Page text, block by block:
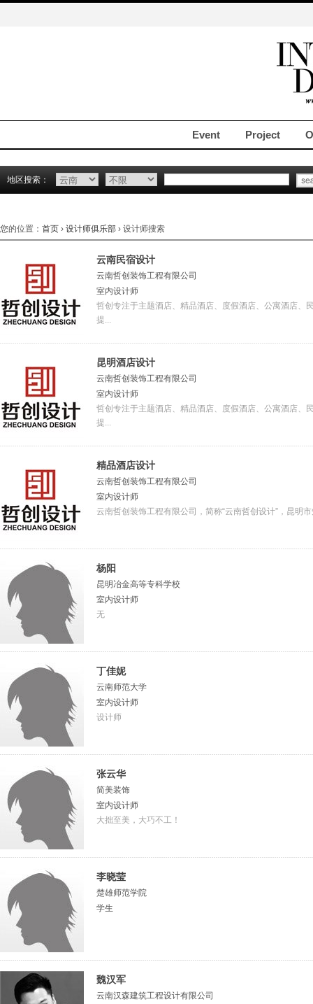
Event Project
地区搜索：
您的位置： 首页 › 设计师俱乐部 › 设计师搜索
云南民宿设计
云南哲创装饰工程有限公司
室内设计师
哲创专注于主题酒店、精品酒店、度假酒店、公寓酒店、
提...
昆明酒店设计
云南哲创装饰工程有限公司
室内设计师
哲创专注于主题酒店、精品酒店、度假酒店、公寓酒店、
提...
精品酒店设计
云南哲创装饰工程有限公司
室内设计师
云南哲创装饰工程有限公司，简称“云南哲创设计”，昆明
杨阳
昆明冶金高等专科学校
室内设计师
无
丁佳妮
云南师范大学
室内设计师
设计师
张云华
简美装饰
室内设计师
大拙至美，大巧不工！
李晓莹
楚雄师范学院
学生
魏汉军
云南汉森建筑工程设计有限公司